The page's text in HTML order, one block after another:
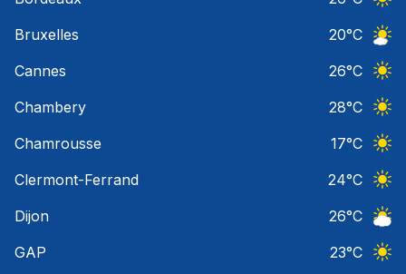
Bruxelles
20°C
Cannes
26°C
Chambery
28°C
Chamrousse
17°C
Clermont-Ferrand
24°C
Dijon
26°C
GAP
23°C